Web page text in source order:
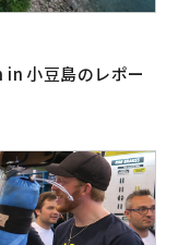
小豆島のレポー